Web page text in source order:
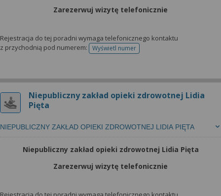
Zarezerwuj wizytę telefonicznie
Rejestracja do tej poradni wymaga telefonicznego kontaktu
z przychodnią pod numerem:
Wyświetl numertelefonu do rejestracji
Niepubliczny zakład opieki zdrowotnej Lidia
Pięta
NIEPUBLICZNY ZAKŁAD OPIEKI ZDROWOTNEJ LIDIA PIĘTA
Niepubliczny zakład opieki zdrowotnej Lidia Pięta
Zarezerwuj wizytę telefonicznie